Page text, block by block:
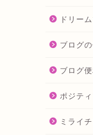
ドリー
ブログ
ブログ
ポジテ
ミライ